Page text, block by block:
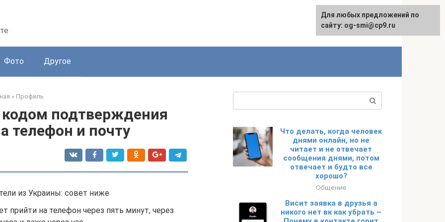
Фото Другое
» Профиль
подтверждения
телефон и почту
из Украины: совет ниже
прийти на телефон через пять минут, через
Что делать, когда человек
днями онлайн, но не
читает и не отвечает
сообщения днями, потом
отвечает и будто все
хорошо?
Общение
Висит заявка в друзья а
никого нет вк как убрать –
Для любых предложений по
сайту: og-smi@cp9.ru